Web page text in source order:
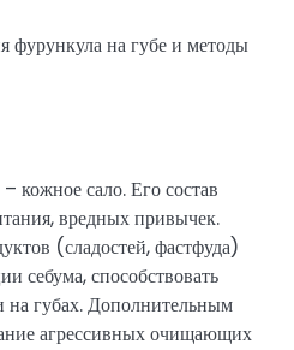
кожное сало. Его состав
вредных привычек.
(сладостей, фастфуда)
себума, способствовать
губах. Дополнительным
агрессивных очищающих